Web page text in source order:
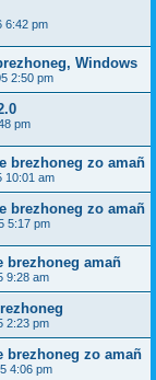
6:42 pm
Windows
2:50 pm
pm
brezhoneg zo amañ
10:01 am
brezhoneg zo amañ
5:17 pm
brezhoneg amañ
9:28 am
2:23 pm
brezhoneg zo amañ
4:06 pm